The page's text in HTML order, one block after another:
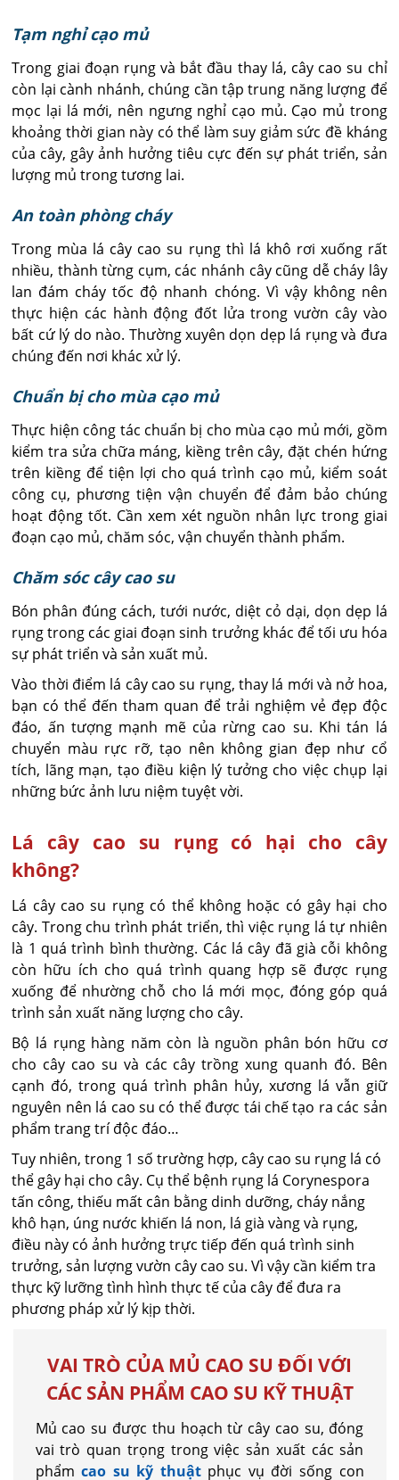
Tạm nghỉ cạo mủ
Trong giai đoạn rụng và bắt đầu thay lá, cây cao su chỉ
còn lại cành nhánh, chúng cần tập trung năng lượng để
mọc lại lá mới, nên ngưng nghỉ cạo mủ. Cạo mủ trong
khoảng thời gian này có thể làm suy giảm sức đề kháng
của cây, gây ảnh hưởng tiêu cực đến sự phát triển, sản
lượng mủ trong tương lai.
An toàn phòng cháy
Trong mùa lá cây cao su rụng thì lá khô rơi xuống rất
nhiều, thành từng cụm, các nhánh cây cũng dễ cháy lây
lan đám cháy tốc độ nhanh chóng. Vì vậy không nên
thực hiện các hành động đốt lửa trong vườn cây vào
bất cứ lý do nào. Thường xuyên dọn dẹp lá rụng và đưa
chúng đến nơi khác xử lý.
Chuẩn bị cho mùa cạo mủ
Thực hiện công tác chuẩn bị cho mùa cạo mủ mới, gồm
kiểm tra sửa chữa máng, kiềng trên cây, đặt chén hứng
trên kiềng để tiện lợi cho quá trình cạo mủ, kiểm soát
công cụ, phương tiện vận chuyển để đảm bảo chúng
hoạt động tốt. Cần xem xét nguồn nhân lực trong giai
đoạn cạo mủ, chăm sóc, vận chuyển thành phẩm.
Chăm sóc cây cao su
Bón phân đúng cách, tưới nước, diệt cỏ dại, dọn dẹp lá
rụng trong các giai đoạn sinh trưởng khác để tối ưu hóa
sự phát triển và sản xuất mủ.
Vào thời điểm lá cây cao su rụng, thay lá mới và nở hoa,
bạn có thể đến tham quan để trải nghiệm vẻ đẹp độc
đáo, ấn tượng mạnh mẽ của rừng cao su. Khi tán lá
chuyển màu rực rỡ, tạo nên không gian đẹp như cổ
tích, lãng mạn, tạo điều kiện lý tưởng cho việc chụp lại
những bức ảnh lưu niệm tuyệt vời.
Lá cây cao su rụng có hại cho cây
không?
Lá cây cao su rụng có thể không hoặc có gây hại cho
cây. Trong chu trình phát triển, thì việc rụng lá tự nhiên
là 1 quá trình bình thường. Các lá cây đã già cỗi không
còn hữu ích cho quá trình quang hợp sẽ được rụng
xuống để nhường chỗ cho lá mới mọc, đóng góp quá
trình sản xuất năng lượng cho cây.
Bộ lá rụng hàng năm còn là nguồn phân bón hữu cơ
cho cây cao su và các cây trồng xung quanh đó. Bên
cạnh đó, trong quá trình phân hủy, xương lá vẫn giữ
nguyên nên lá cao su có thể được tái chế tạo ra các sản
phẩm trang trí độc đáo…
Tuy nhiên, trong 1 số trường hợp, cây cao su rụng lá có
thể gây hại cho cây. Cụ thể bệnh rụng lá Corynespora
tấn công, thiếu mất cân bằng dinh dưỡng, cháy nắng
khô hạn, úng nước khiến lá non, lá già vàng và rụng,
điều này có ảnh hưởng trực tiếp đến quá trình sinh
trưởng, sản lượng vườn cây cao su. Vì vậy cần kiểm tra
thực kỹ lưỡng tình hình thực tế của cây để đưa ra
phương pháp xử lý kịp thời.
VAI TRÒ CỦA MỦ CAO SU ĐỐI VỚI
CÁC SẢN PHẨM CAO SU KỸ THUẬT
Mủ cao su được thu hoạch từ cây cao su, đóng
vai trò quan trọng trong việc sản xuất các sản
phẩmcao su kỹ thuậtphục vụ đời sống con